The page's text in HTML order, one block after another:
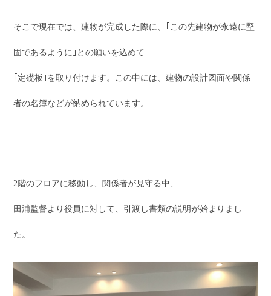
そこで現在では、建物が完成した際に、｢この先建物が永遠に堅
固であるように｣との願いを込めて
｢定礎板｣を取り付けます。この中には、建物の設計図面や関係
者の名簿などが納められています。
2階のフロアに移動し、関係者が見守る中、
田浦監督より役員に対して、引渡し書類の説明が始まりまし
た。